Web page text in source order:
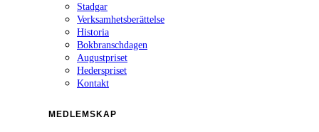
Stadgar
Verksamhetsberättelse
Historia
Bokbranschdagen
Augustpriset
Hederspriset
Kontakt
MEDLEMSKAP